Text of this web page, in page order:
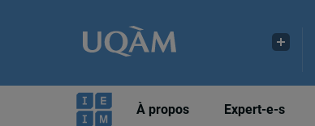
À propos Expert-e-s